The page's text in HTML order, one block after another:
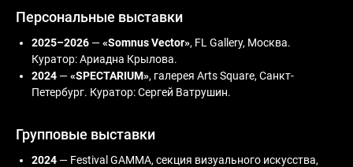
Персональные выставки
2025–2026 —«Somnus Vector», FL Gallery, Москва.
Куратор: Ариадна Крылова.
2024 —«SPECTARIUM», галерея Arts Square, Санкт-
Петербург. Куратор: Сергей Ватрушин.
Групповые выставки
2024 — Festival GAMMA, секция визуального искусства,